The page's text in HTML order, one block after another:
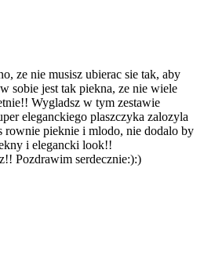
ze nie musisz ubierac sie tak, aby
sobie jest tak piekna, ze nie wiele
Wygladsz w tym zestawie
eleganckiego plaszczyka zalozyla
rownie pieknie i mlodo, nie dodalo by
i elegancki look!!
Pozdrawim serdecznie:):)